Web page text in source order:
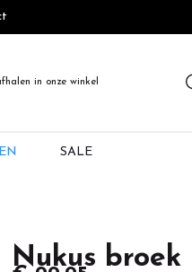
in onze winkel
SALE
Nukus broek